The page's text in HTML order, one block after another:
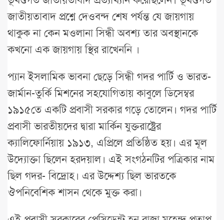
জাতীয়তাবাদ প্রশ্নে দেওবন্দ শেষ পর্যন্ত যে জায়গায়
থাকুক না কেন মওলানা সিন্ধী অবশ্য তার অবস্থানকে
কখনো এক জায়গায় স্থির রাখেননি ।
প্যান ইসলামিক ভাবনা ছেড়ে সিন্ধী গদর পার্টি ও ভারত-
জার্মান-তুর্কি মিশনের সহযোগিতায় কাবুলে ডিসেম্বর
১৯১৫তে একটি প্রবাসী সরকার গড়ে তোলেন। গদর পার্টি
প্রবাসী ভারতীয়দের দ্বারা মার্কিন যুক্তরাষ্ট্রের
ক্যালিফোর্নিয়ায় ১৯১৩, এপ্রিলে প্রতিষ্ঠিত হয়। এর মূল
উদ্যোক্তা ছিলেন হরদয়াল। এই সংগঠনটির পত্রিকার নাম
ছিল গদর- বিদ্রোহ। এর উদ্দেশ্য ছিল ভারতকে
ঔপনিবেশিক শাসন থেকে মুক্ত করা।